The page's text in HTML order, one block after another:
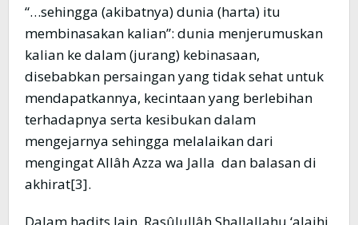
“…sehingga (akibatnya) dunia (harta) itu
membinasakan kalian”: dunia menjerumuskan
kalian ke dalam (jurang) kebinasaan,
disebabkan persaingan yang tidak sehat untuk
mendapatkannya, kecintaan yang berlebihan
terhadapnya serta kesibukan dalam
mengejarnya sehingga melalaikan dari
mengingat Allâh Azza wa Jalla dan balasan di
akhirat[3].
Dalam hadits lain, Rasûlullâh Shallallahu ‘alaihi